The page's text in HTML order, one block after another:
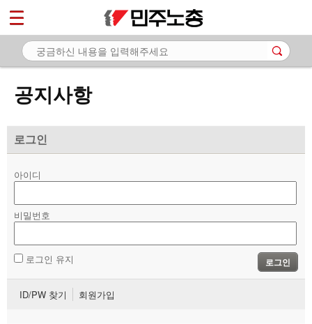
공지사항
로그인
아이디
비밀번호
로그인 유지 로그인
ID/PW 찾기 회원가입
마이페이지
소개
- 공지사항
- 성명·보도
자료
부설기관
업무